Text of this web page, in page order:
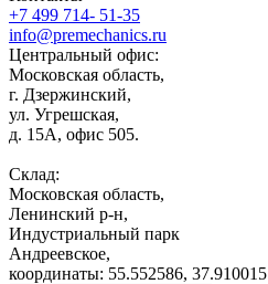
+7 499 714- 51-35
info@premechanics.ru
Центральный офис:
Московская область,
г. Дзержинский,
ул. Угрешская,
д. 15А, офис 505.
Склад:
Московская область,
Ленинский р-н,
Индустриальный парк
Андреевское,
координаты: 55.552586, 37.910015